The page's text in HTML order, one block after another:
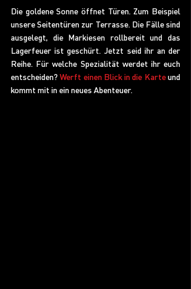
Die goldene Sonne öffnet Türen. Zum Beispiel
unsere Seitentüren zur Terrasse. Die Fälle sind
ausgelegt, die Markiesen rollbereit und das
Lagerfeuer ist geschürt. Jetzt seid ihr an der
Reihe. Für welche Spezialität werdet ihr euch
entscheiden? Werft einen Blick in die Karte und
kommt mit in ein neues Abenteuer.